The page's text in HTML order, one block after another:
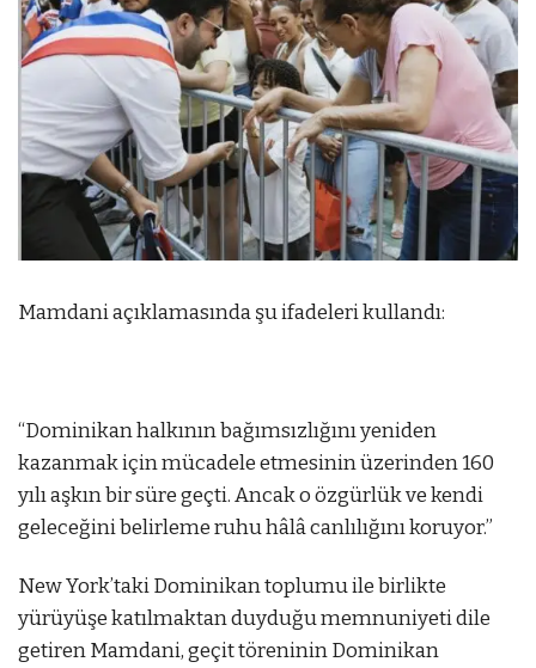
Mamdani açıklamasında şu ifadeleri kullandı:
“Dominikan halkının bağımsızlığını yeniden
kazanmak için mücadele etmesinin üzerinden 160
yılı aşkın bir süre geçti. Ancak o özgürlük ve kendi
geleceğini belirleme ruhu hâlâ canlılığını koruyor.”
New York’taki Dominikan toplumu ile birlikte
yürüyüşe katılmaktan duyduğu memnuniyeti dile
getiren Mamdani, geçit töreninin Dominikan